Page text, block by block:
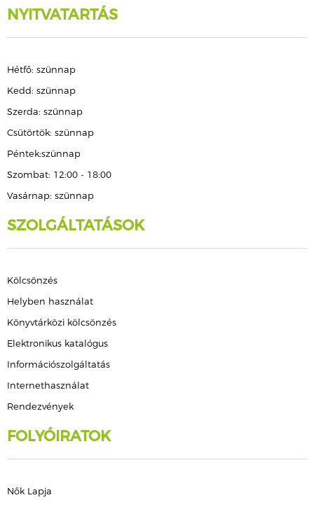
NYITVATARTÁS
Hétfő: szünnap
Kedd: szünnap
Szerda: szünnap
Csütörtök: szünnap
Péntek:szünnap
Szombat: 12:00 - 18:00
Vasárnap: szünnap
SZOLGÁLTATÁSOK
Kölcsönzés
Helyben használat
Könyvtárközi kölcsönzés
Elektronikus katalógus
Információszolgáltatás
Internethasználat
Rendezvények
FOLYÓIRATOK
Nők Lapja